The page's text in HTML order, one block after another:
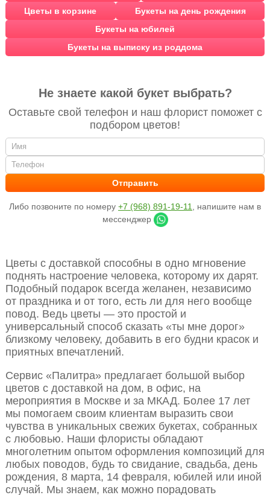
Цветы в корзине
Букеты на день рождения
Букеты на юбилей
Букеты на выписку из роддома
Не знаете какой букет выбрать?
Оставьте свой телефон и наш флорист поможет с
подбором цветов!
Либо позвоните по номеру +7 (968) 891-19-11
, напишите нам в
мессенджер
Цветы с доставкой способны в одно мгновение
поднять настроение человека, которому их дарят.
Подобный подарок всегда желанен, независимо
от праздника и от того, есть ли для него вообще
повод. Ведь цветы — это простой и
универсальный способ сказать «ты мне дорог»
близкому человеку, добавить в его будни красок и
приятных впечатлений.
Сервис «Палитра» предлагает большой выбор
цветов с доставкой на дом, в офис, на
мероприятия в Москве и за МКАД. Более 17 лет
мы помогаем своим клиентам выразить свои
чувства в уникальных свежих букетах, собранных
с любовью. Наши флористы обладают
многолетним опытом оформления композиций для
любых поводов, будь то свидание, свадьба, день
рождения, 8 марта, 14 февраля, юбилей или иной
случай. Мы знаем, как можно порадовать